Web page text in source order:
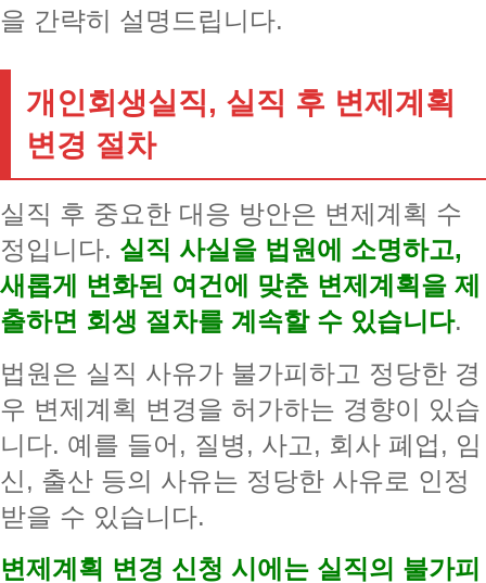
을 간략히 설명드립니다.
개인회생실직, 실직 후 변제계획
변경 절차
실직 후 중요한 대응 방안은 변제계획 수
정입니다. 실직 사실을 법원에 소명하고,
새롭게 변화된 여건에 맞춘 변제계획을 제
출하면 회생 절차를 계속할 수 있습니다.
법원은 실직 사유가 불가피하고 정당한 경
우 변제계획 변경을 허가하는 경향이 있습
니다. 예를 들어, 질병, 사고, 회사 폐업, 임
신, 출산 등의 사유는 정당한 사유로 인정
받을 수 있습니다.
변제계획 변경 신청 시에는 실직의 불가피